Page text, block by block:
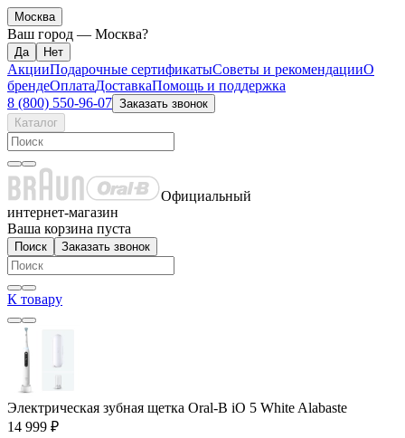
Москва
Ваш город — Москва?
АкцииПодарочные сертификатыСоветы и рекомендацииО
брендеОплатаДоставкаПомощь и поддержка
8 (800) 550-96-07 Заказать звонок
Каталог
Официальный
интернет-магазин
Ваша корзина пуста
Поиск Заказать звонок
К товару
Электрическая зубная щетка Oral-B iO 5 White Alabaste
14 999 ₽